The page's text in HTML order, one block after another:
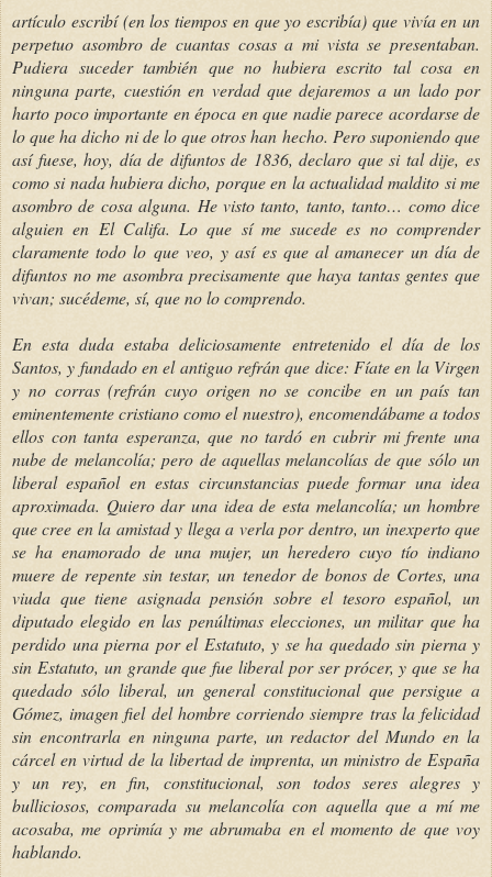
artículo escribí (en los tiempos en que yo escribía) que vivía en un
perpetuo asombro de cuantas cosas a mi vista se presentaban.
Pudiera suceder también que no hubiera escrito tal cosa en
ninguna parte, cuestión en verdad que dejaremos a un lado por
harto poco importante en época en que nadie parece acordarse de
lo que ha dicho ni de lo que otros han hecho. Pero suponiendo que
así fuese, hoy, día de difuntos de 1836, declaro que si tal dije, es
como si nada hubiera dicho, porque en la actualidad maldito si me
asombro de cosa alguna. He visto tanto, tanto, tanto… como dice
alguien en El Califa. Lo que sí me sucede es no comprender
claramente todo lo que veo, y así es que al amanecer un día de
difuntos no me asombra precisamente que haya tantas gentes que
vivan; sucédeme, sí, que no lo comprendo.
En esta duda estaba deliciosamente entretenido el día de los
Santos, y fundado en el antiguo refrán que dice: Fíate en la Virgen
y no corras (refrán cuyo origen no se concibe en un país tan
eminentemente cristiano como el nuestro), encomendábame a todos
ellos con tanta esperanza, que no tardó en cubrir mi frente una
nube de melancolía; pero de aquellas melancolías de que sólo un
liberal español en estas circunstancias puede formar una idea
aproximada. Quiero dar una idea de esta melancolía; un hombre
que cree en la amistad y llega a verla por dentro, un inexperto que
se ha enamorado de una mujer, un heredero cuyo tío indiano
muere de repente sin testar, un tenedor de bonos de Cortes, una
viuda que tiene asignada pensión sobre el tesoro español, un
diputado elegido en las penúltimas elecciones, un militar que ha
perdido una pierna por el Estatuto, y se ha quedado sin pierna y
sin Estatuto, un grande que fue liberal por ser prócer, y que se ha
quedado sólo liberal, un general constitucional que persigue a
Gómez, imagen fiel del hombre corriendo siempre tras la felicidad
sin encontrarla en ninguna parte, un redactor del Mundo en la
cárcel en virtud de la libertad de imprenta, un ministro de España
y un rey, en fin, constitucional, son todos seres alegres y
bulliciosos, comparada su melancolía con aquella que a mí me
acosaba, me oprimía y me abrumaba en el momento de que voy
hablando.